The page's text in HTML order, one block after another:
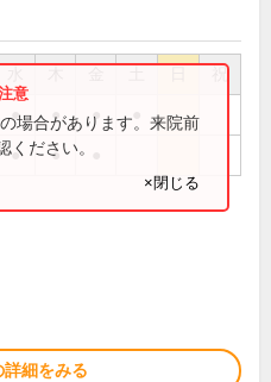
祝
● ● ●
● ●
場合があります。来院前
ください。
×閉じる
詳細をみる